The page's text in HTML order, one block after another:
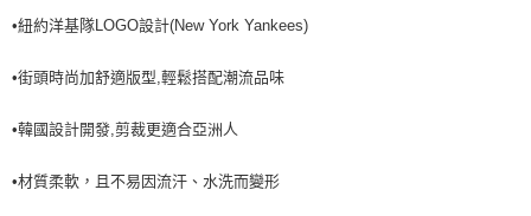
全家取貨<不支援離島取退>
每筆NT$60，滿NT$499(含以上)免運費
7-11取貨<不支援離島取退>
•紐約洋基隊LOGO設計(New York Yankees)
•街頭時尚加舒適版型,輕鬆搭配潮流品味
•韓國設計開發,剪裁更適合亞洲人
•材質柔軟，且不易因流汗、水洗而變形